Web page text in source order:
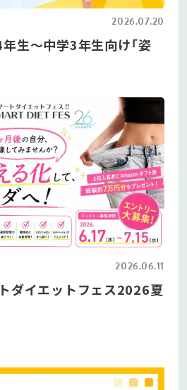
2026.07.20
年生〜中学3年生向け「姿
2026.06.11
ダイエットフェス2026夏